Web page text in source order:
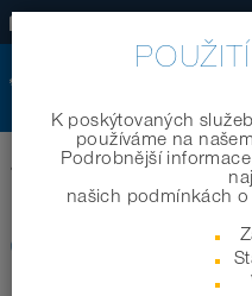
Domov | Produkty | Prumyslové
CONNECT THREAD FITTING 234
CONNECT
K poskýtovaných
používáme na
Podrobnější
našich podmínkách